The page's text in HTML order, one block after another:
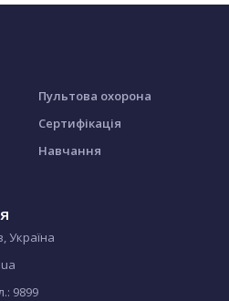
Пультова охорона
Сертифікація
Навчання
Україна
9899